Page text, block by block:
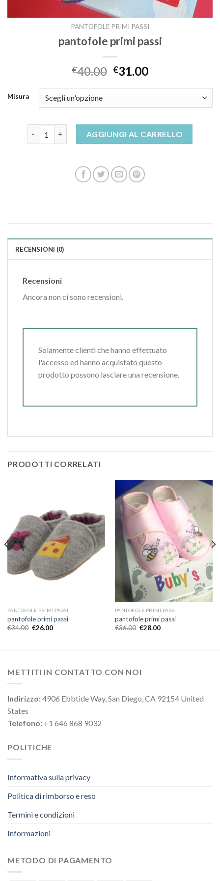
PANTOFOLE PRIMI PASSI
pantofole primi passi
€40.00 €31.00
Misura
AGGIUNGI AL CARRELLO
RECENSIONI (0)
Recensioni
Ancora non ci sono recensioni.
Solamente clienti che hanno effettuato
l'accesso ed hanno acquistato questo
prodotto possono lasciare una recensione.
PRODOTTI CORRELATI
PANTOFOLE PRIMI PASSI
pantofole primi passi
€34.00 €26.00
PANTOFOLE PRIMI PASSI
pantofole primi passi
€36.00 €28.00
METTITI IN CONTATTO CON NOI
Indirizzo:4906 Ebbtide Way, San Diego, CA 92154 United
States
Telefono: +1 646 868 9032
POLITICHE
Informativa sulla privacy
Politica di rimborso e reso
Termini e condizioni
Informazioni
METODO DI PAGAMENTO